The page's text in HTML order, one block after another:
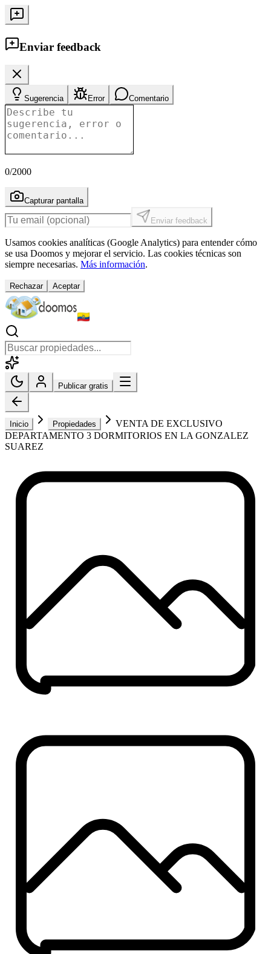
Enviar feedback
Sugerencia Error Comentario
0/2000
Capturar pantalla
Enviar feedback
Usamos cookies analíticas (Google Analytics) para entender cómo
se usa Doomos y mejorar el servicio. Las cookies técnicas son
siempre necesarias. Más información.
Rechazar Aceptar
Publicar gratis
Inicio Propiedades
VENTA DE EXCLUSIVO
DEPARTAMENTO 3 DORMITORIOS EN LA GONZALEZ
SUAREZ